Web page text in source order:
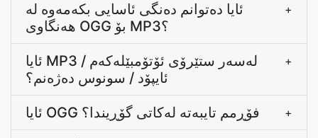
ئایا دەتوانم دەنگی ئاسایی بکەمەوە لە
هەنگاوی OGG بۆ MP3؟
+
ئایا MP3 لەسەر ستێرۆی ئۆتۆمبێلەکەم /
ئایپۆد / سونوس دەژەنم؟
+
ئایا OGG فۆڕمم تایبەتە لەکاتی گۆڕیندا؟ +